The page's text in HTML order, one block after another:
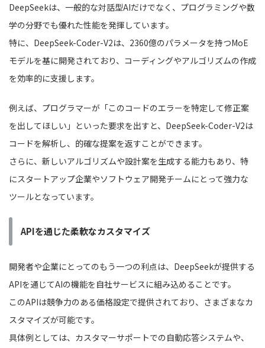
DeepSeekは、一般的な対話型AIだけでなく、プログラミングや数
学の分野でも優れた性能を発揮しています。
特に、DeepSeek-Coder-V2は、2360億のパラメータを持つMoE
モデルを基に開発されており、コーディングやアルゴリズムの作成
を効率的に支援します。
例えば、プログラマーが「このコードのエラーを特定して修正案
を出してほしい」といった要求を出すと、DeepSeek-Coder-V2は
コードを解析し、的確な提案を返すことができます。
さらに、新しいアルゴリズムや設計案を生成する能力もあり、特
にスタートアップ企業やソフトウェア開発チームにとって強力な
ツールとなっています。
APIを通じた柔軟なカスタマイズ
開発者や企業にとってのもう一つの利点は、DeepSeekが提供する
APIを通じてAIの機能を自社サービスに組み込めることです。
このAPIは競争力のある価格設定で提供されており、さまざまなカ
スタマイズが可能です。
具体例としては、カスタマーサポートでの自動応答システムや、